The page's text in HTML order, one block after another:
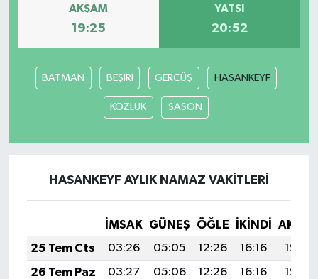
AKŞAM
19:25
YATSI
20:52
BATMAN BEŞİRİ GERCÜŞ HASANKEYF
KOZLUK SASON
HASANKEYF AYLIK NAMAZ VAKITLERI
İMSAK GÜNEŞ ÖĞLE İKINDI
25 Tem Cts
03:26 05:05 12:26 16:16
19:37
26 Tem Paz
03:27 05:06 12:26 16:16
19:36
SEÇİM 2011
ÜÇÜNCÜ SAYFA
Yemek
SİVİL TOPLUM
KİM KİMDİR